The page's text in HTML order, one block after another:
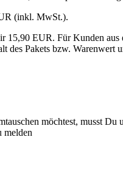
(inkl. MwSt.).
15,90 EUR. Für Kunden
des Pakets bzw. Warenwert
möchtest, musst
melden